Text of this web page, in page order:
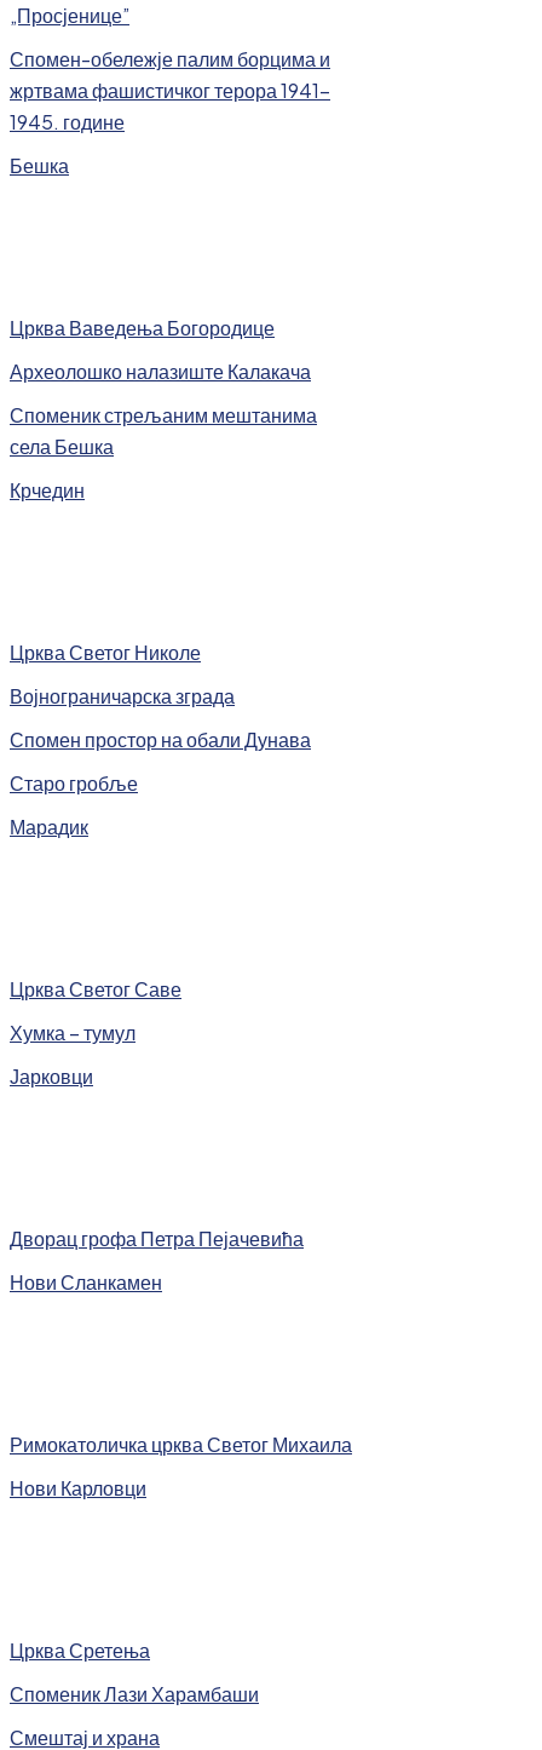
„Просјенице”
Спомен-обележје палим борцима и
жртвама фашистичког терора 1941-
1945. године
Бешка
Црква Ваведења Богородице
Археолошко налазиште Калакача
Споменик стрељаним мештанима
села Бешка
Крчедин
Црква Светог Николе
Војнограничарска зграда
Спомен простор на обали Дунава
Старо гробље
Марадик
Црква Светог Саве
Хумка – тумул
Јарковци
Дворац грофа Петра Пејачевића
Нови Сланкамен
Римокатоличка црква Светог Михаила
Нови Карловци
Црква Сретења
Споменик Лази Харамбаши
Смештај и храна